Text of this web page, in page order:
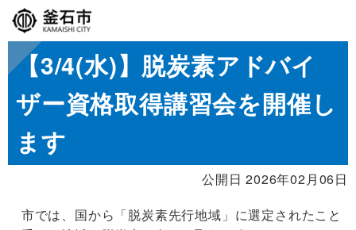
【3/4(水)】脱炭素アドバイ
ザー資格取得講習会を開催し
ます
公開日 2026年02月06日
市では、国から「脱炭素先行地域」に選定されたこと